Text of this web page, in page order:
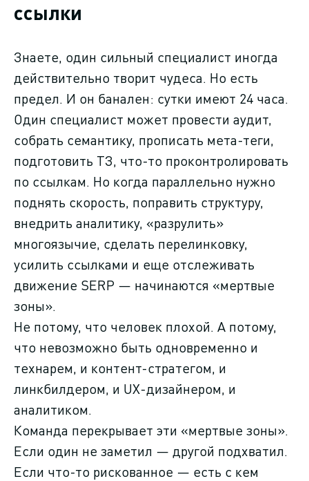
ссылки
Знаете, один сильный специалист иногда
действительно творит чудеса. Но есть
предел. И он банален: сутки имеют 24 часа.
Один специалист может провести аудит,
собрать семантику, прописать мета-теги,
подготовить ТЗ, что-то проконтролировать
по ссылкам. Но когда параллельно нужно
поднять скорость, поправить структуру,
внедрить аналитику, «разрулить»
многоязычие, сделать перелинковку,
усилить ссылками и еще отслеживать
движение SERP — начинаются «мертвые
зоны».
Не потому, что человек плохой. А потому,
что невозможно быть одновременно и
технарем, и контент-стратегом, и
линкбилдером, и UX-дизайнером, и
аналитиком.
Команда перекрывает эти «мертвые зоны».
Если один не заметил — другой подхватил.
Если что-то рискованное — есть с кем